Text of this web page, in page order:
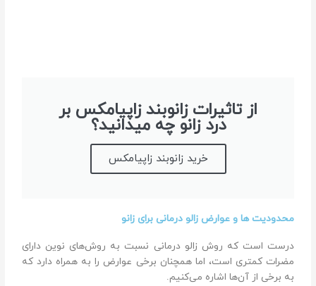
از تاثیرات زانوبند زاپیامکس بر
درد زانو چه میدانید؟
خرید زانوبند زاپیامکس
محدودیت ها و عوارض زالو درمانی برای زانو
درست است که روش زالو درمانی نسبت به روش‌های نوین دارای
مضرات کمتری است، اما همچنان برخی عوارض را به همراه دارد که
به برخی از آن‌ها اشاره می‌کنیم.